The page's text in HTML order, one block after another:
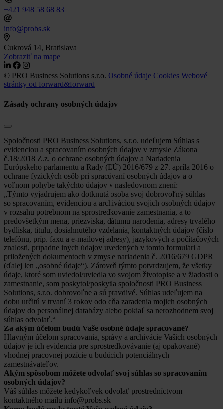
+421 948 58 68 83
info@probs.sk
Cukrová 14, Bratislava
Zobraziť na mape
© PRO Business Solutions s.r.o. Osobné údaje Cookies Webové
stránky od forward&forward
Zásady ochrany osobných údajov
Spoločnosti PRO Business Solutions, s.r.o. udeľujem Súhlas s
evidenciou a spracovaním osobných údajov v zmysle Zákona
č.18/2018 Z.z. o ochrane osobných údajov a Nariadenia
Európskeho parlamentu a Rady (EÚ) 2016/679 z 27. apríla 2016 o
ochrane fyzických osôb pri spracúvaní osobných údajov a o
voľnom pohybe takýchto údajov v nasledovnom znení:
„Týmto vyjadrujem ako dotknutá osoba svoj dobrovoľný súhlas
so spracovaním, evidenciou a archiváciou svojich osobných údajov
v rozsahu potrebnom na sprostredkovanie zamestnania, a to
predovšetkým mena, priezviska, dátumu narodenia, adresy trvalého
bydliska, titulu, dosiahnutého vzdelania, kontaktných údajov (číslo
telefónu, príp. faxu a e-mailovej adresy), jazykových a počítačových
znalostí, prípadne iných údajov uvedených v tomto formulári a
priložených dokumentoch v zmysle nariadenia č. 2016/679 GDPR
(ďalej len „osobné údaje“). Zároveň týmto potvrdzujem, že všetky
údaje, ktoré som uviedol/uviedla vo svojom životopise a v žiadosti o
zamestnanie, som poskytol/poskytla spoločnosti PRO Business
Solutions, s.r.o. dobrovoľne a sú pravdivé. Súhlas udeľujem na
dobu určitú v trvaní 3 rokov odo dňa zaradenia mojich osobných
údajov do personálnej databázy alebo pokiaľ sa nerozhodnem svoj
súhlas odvolať.“
Za akým účelom budú Vaše osobné údaje spracované?
Hlavným účelom spracovania, správy a archivácie Vašich osobných
údajov je ich evidencia pre sprostredkovávanie (aj opakované)
vhodnej pracovnej pozície u budúcich potenciálnych
zamestnávateľov.
Akým spôsobom môžete odvolať svoj súhlas so spracovaním
osobných údajov?
Váš súhlas môžete kedykoľvek odvolať prostredníctvom
kontaktného mailu info@probs.sk